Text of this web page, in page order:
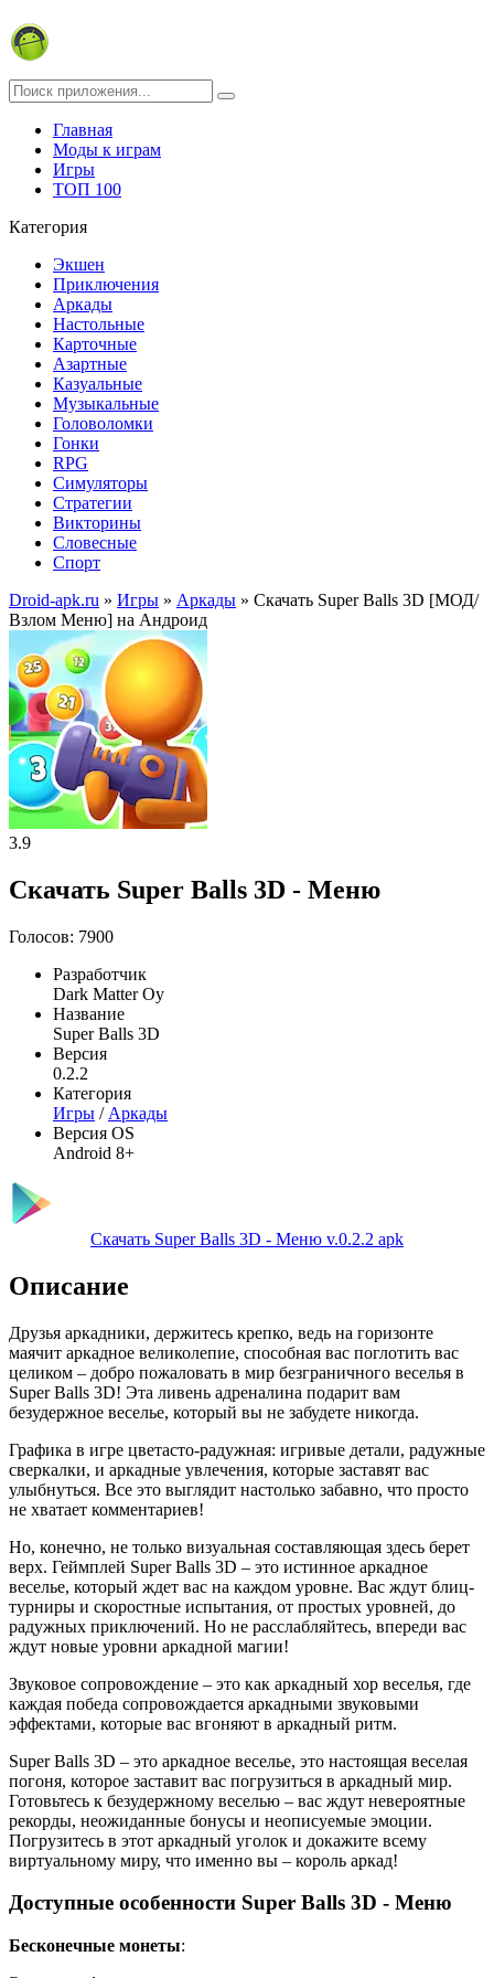
Главная
Моды к играм
Игры
ТОП 100
Категория
Экшен
Приключения
Аркады
Настольные
Карточные
Азартные
Казуальные
Музыкальные
Головоломки
Гонки
RPG
Симуляторы
Стратегии
Викторины
Словесные
Спорт
Droid-apk.ru » Игры » Аркады » Скачать Super Balls 3D [МОД/
Взлом Меню] на Андроид
3.9
Скачать Super Balls 3D - Меню
Голосов: 7900
Разработчик
Dark Matter Oy
Название
Super Balls 3D
Версия
0.2.2
Категория
Игры / Аркады
Версия OS
Android 8+
Скачать Super Balls 3D - Меню v.0.2.2 apk
Описание
Друзья аркадники, держитесь крепко, ведь на горизонте
маячит аркадное великолепие, способная вас поглотить вас
целиком – добро пожаловать в мир безграничного веселья в
Super Balls 3D! Эта ливень адреналина подарит вам
безудержное веселье, который вы не забудете никогда.
Графика в игре цветасто-радужная: игривые детали, радужные
сверкалки, и аркадные увлечения, которые заставят вас
улыбнуться. Все это выглядит настолько забавно, что просто
не хватает комментариев!
Но, конечно, не только визуальная составляющая здесь берет
верх. Геймплей Super Balls 3D – это истинное аркадное
веселье, который ждет вас на каждом уровне. Вас ждут блиц-
турниры и скоростные испытания, от простых уровней, до
радужных приключений. Но не расслабляйтесь, впереди вас
ждут новые уровни аркадной магии!
Звуковое сопровождение – это как аркадный хор веселья, где
каждая победа сопровождается аркадными звуковыми
эффектами, которые вас вгоняют в аркадный ритм.
Super Balls 3D – это аркадное веселье, это настоящая веселая
погоня, которое заставит вас погрузиться в аркадный мир.
Готовьтесь к безудержному веселью – вас ждут невероятные
рекорды, неожиданные бонусы и неописуемые эмоции.
Погрузитесь в этот аркадный уголок и докажите всему
виртуальному миру, что именно вы – король аркад!
Доступные особенности Super Balls 3D - Меню
Бесконечные монеты: